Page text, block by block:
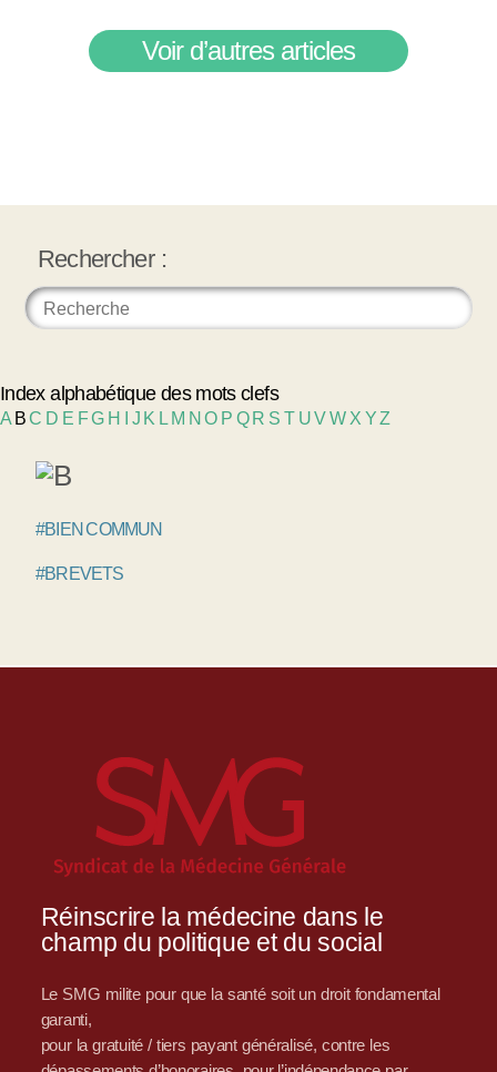
Voir d’autres articles
Rechercher :
Index alphabétique des mots clefs
A BC D E FG H J K L M NO P Q R S T UVW X YZ
#BIEN COMMUN
#BREVETS
Réinscrire la médecine dans le
champ du politique et du social
Le SMG milite pour que la santé soit un droit fondamental
garanti,
pour la gratuité / tiers payant généralisé, contre les